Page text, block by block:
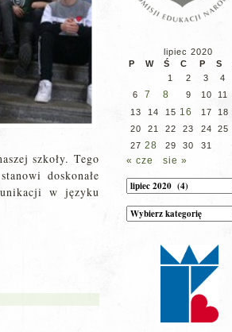
szkoły. Tego
doskonałe
w języku
lipiec 2020
P
W Ś C P S
1
2 3 4
6
7 8 9 10 11
13
14 15 16 17 18
20
21 22 23 24 25
27 28 29 30 31
« cze sie »
Archiwum
Kategorie
wpisów